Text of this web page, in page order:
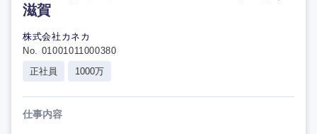
滋賀
株式会社カネカ
No. 01001011000380
正社員
1000万
仕事内容